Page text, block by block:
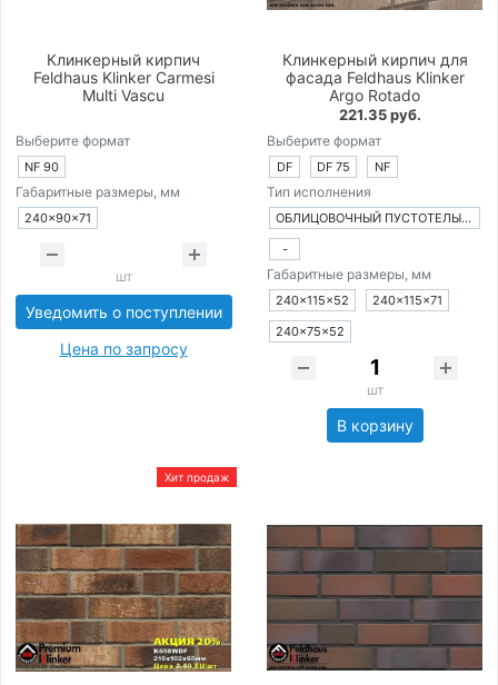
Клинкерный кирпич
Feldhaus Klinker Carmesi
Multi Vascu
Выберите формат
NF 90
Габаритные размеры, мм
240×90×71
шт
Уведомить о поступлении
Цена по запросу
Клинкерный кирпич для
фасада Feldhaus Klinker
Argo Rotado
221.35 руб.
Выберите формат
DF DF 75 NF
Тип исполнения
ОБЛИЦОВОЧНЫЙ ПУСТОТЕЛЫЙ КИРПИЧ
-
Габаритные размеры, мм
240×115×52
240×115×71
240×75×52
шт
В корзину
Хит продаж